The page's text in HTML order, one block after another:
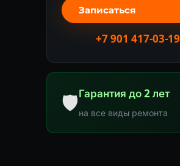
Записаться
+7 901 417-03-19
🛡Гарантия до 2 лет
на все виды ремонта